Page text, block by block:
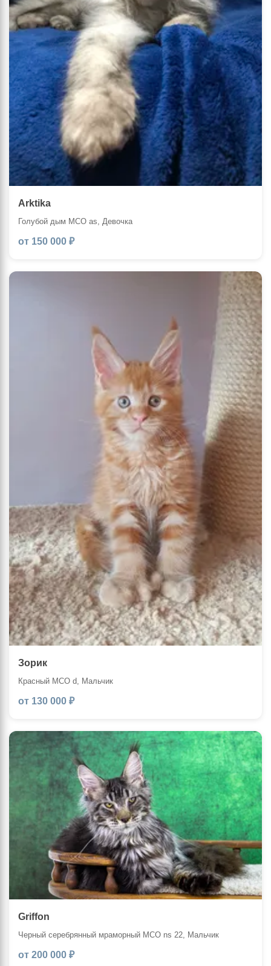
Arktika
Голубой дым MCO as, Девочка
от 150 000 ₽
Зорик
Красный MCO d, Мальчик
от 130 000 ₽
Griffon
Черный серебрянный мраморный MCO ns 22, Мальчик
от 200 000 ₽